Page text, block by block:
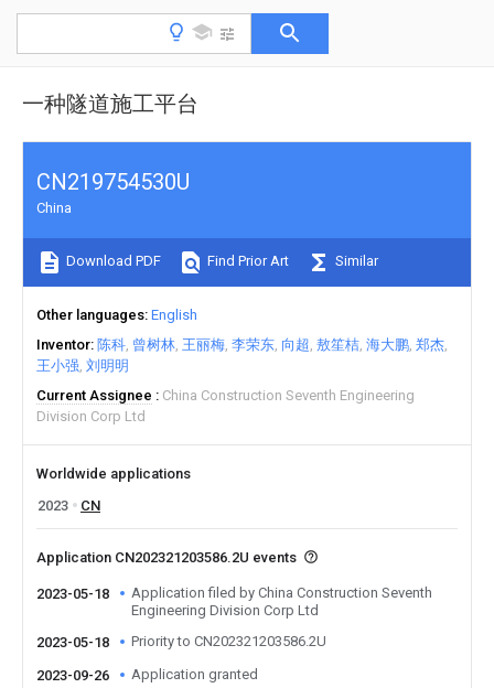
一种隧道施工平台
CN219754530U
China
Download PDF Find Prior Art Similar
Other languages English
Inventor 陈科 曾树林 王丽梅 李荣东 向超 敖笙桔 海大鹏 郑杰
王小强 刘明明
Current Assignee
China Construction Seventh Engineering
Division Corp Ltd
Worldwide applications
2023
CN
Application CN202321203586.2U events
2023-05-18
Application filed by China Construction Seventh
Engineering Division Corp Ltd
2023-05-18
Priority to CN202321203586.2U
2023-09-26 Application granted